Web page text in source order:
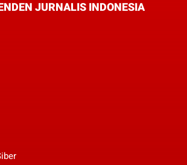
JURNALIS INDONESIA